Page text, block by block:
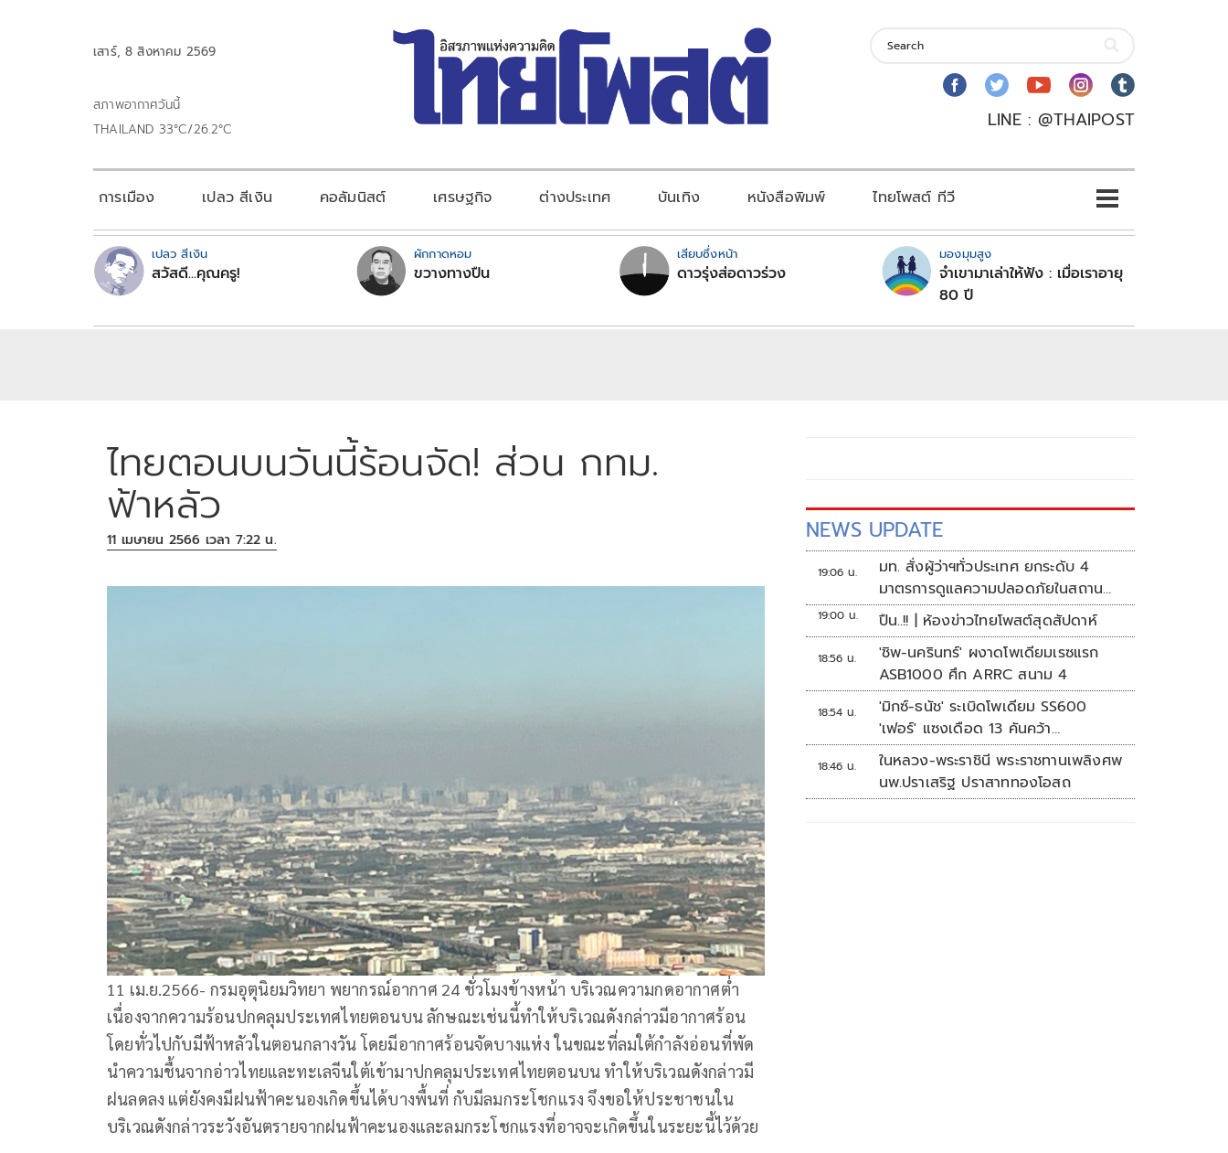
เสาร์, 8 สิงหาคม 2569
สภาพอากาศวันนี้
THAILAND 33°C/26.2°C
LINE : @THAIPOST
การเมือง เปลว สีเงิน คอลัมนิสต์ เศรษฐกิจ ต่างประเทศ บันเทิง หนังสือพิมพ์ ไทยโพสต์ ทีวี
เปลว สีเงิน
สวัสดี...คุณครู!
ผักกาดหอม
ขวางทางปืน
เสียบซึ่งหน้า
ดาวรุ่งส่อดาวร่วง
มองมุมสูง
จำเขามาเล่าให้ฟัง : เมื่อเราอายุ
80 ปี
ไทยตอนบนวันนี้ร้อนจัด! ส่วน กทม.
ฟ้าหลัว
11 เมษายน 2566 เวลา 7:22 น.
11 เม.ย.2566- กรมอุตุนิยมวิทยา พยากรณ์อากาศ 24 ชั่วโมงข้างหน้า บริเวณความกดอากาศต่ำ
เนื่องจากความร้อนปกคลุมประเทศไทยตอนบน ลักษณะเช่นนี้ทำให้บริเวณดังกล่าวมีอากาศร้อน
โดยทั่วไปกับมีฟ้าหลัวในตอนกลางวัน โดยมีอากาศร้อนจัดบางแห่ง ในขณะที่ลมใต้กำลังอ่อนที่พัด
นำความชื้นจากอ่าวไทยและทะเลจีนใต้เข้ามาปกคลุมประเทศไทยตอนบน ทำให้บริเวณดังกล่าวมี
ฝนลดลง แต่ยังคงมีฝนฟ้าคะนองเกิดขึ้นได้บางพื้นที่ กับมีลมกระโชกแรง จึงขอให้ประชาชนใน
บริเวณดังกล่าวระวังอันตรายจากฝนฟ้าคะนองและลมกระโชกแรงที่อาจจะเกิดขึ้นในระยะนี้ไว้ด้วย
NEWS UPDATE
19:06 น.
มท. สั่งผู้ว่าฯทั่วประเทศ ยกระดับ 4
มาตรการดูแลความปลอดภัยในสถาน
ศึกษา
19:00 น. ปืน..!! | ห้องข่าวไทยโพสต์สุดสัปดาห์
18:56 น.
'ชิพ-นครินทร์' ผงาดโพเดียมเรซแรก
ASB1000 ศึก ARRC สนาม 4
18:54 น.
'มิกซ์-ธนัช' ระเบิดโพเดียม SS600
'เฟอร์' แซงเดือด 13 คันคว้า
แต้ม ศึก ARRC สนาม 4
18:46 น.
ในหลวง-พระราชินี พระราชทานเพลิงศพ
นพ.ปราเสริฐ ปราสาททองโอสถ